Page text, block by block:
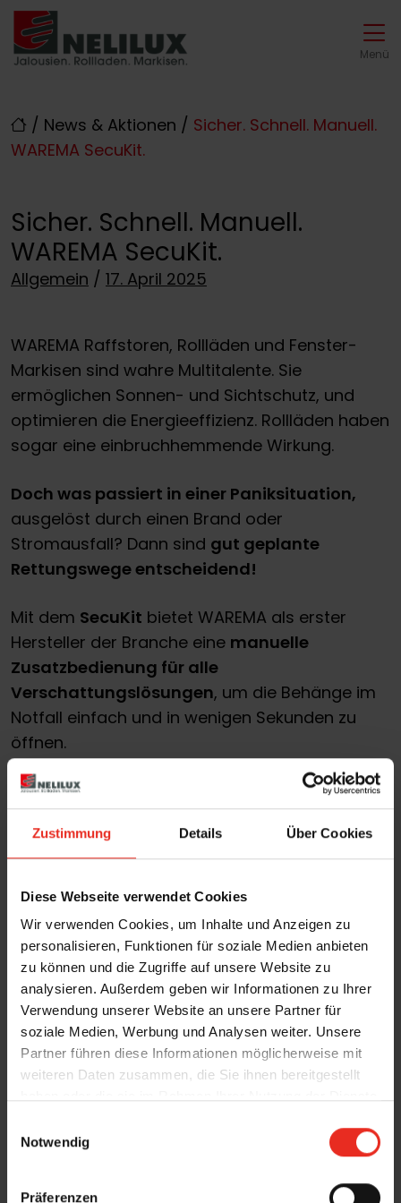
Zustimmung Details Über Cookies
Diese Webseite verwendet Cookies
Wir verwenden Cookies, um Inhalte und Anzeigen zu
personalisieren, Funktionen für soziale Medien anbieten
zu können und die Zugriffe auf unsere Website zu
analysieren. Außerdem geben wir Informationen zu Ihrer
Verwendung unserer Website an unsere Partner für
soziale Medien, Werbung und Analysen weiter. Unsere
Partner führen diese Informationen möglicherweise mit
weiteren Daten zusammen, die Sie ihnen bereitgestellt
Notwendig
Präferenzen
zur Top-Navigation
zur Hauptnavigation
Inhalt springen
zum Footer
Hauptnavigation
Menü
/ News & Aktionen / Sicher. Schnell. Manuell.
WAREMA SecuKit.
Sicher. Schnell. Manuell.
WAREMA SecuKit.
Allgemein / Posted on
17. April 2025
WAREMA Raffstoren, Rollläden und Fenster-
Markisen sind wahre Multitalente. Sie
ermöglichen Sonnen- und Sichtschutz, und
optimieren die Energieeffizienz. Rollläden haben
sogar eine einbruchhemmende Wirkung.
Doch was passiert in einer Paniksituation,
ausgelöst durch einen Brand oder
Stromausfall? Dann sind gut geplante
Rettungswege entscheidend!
Mit dem SecuKit bietet WAREMA als erster
Hersteller der Branche eine manuelle
Zusatzbedienung für alle
Verschattungslösungen, um die Behänge im
Notfall einfach und in wenigen Sekunden zu
öffnen.
Das
wird durch
einfaches Anheben der Endschiene nachoben
Höhe ein. Von außen ist diese Lösung für das
die Architektur.
FürRollläden und Fenster-Markisenwird das
SecuKit per dezentem Gurt in sekundenschnelle
nach oben gezogen und der Rettungsweg ist
freigelegt.
Sie sind auf der Suche nach einer optimalen
Lösung im Notfall? Kommen Sie gerne auf uns
verbessern.